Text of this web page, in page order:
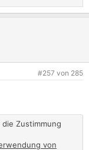
#257 von 285
Zustimmung
von